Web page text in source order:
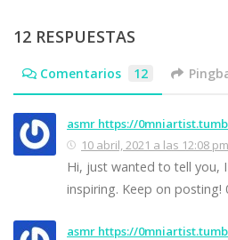
12 RESPUESTAS
Comentarios 12
asmr https://
10 abril, 2021 a las 12:08 pm
Hi, just wanted to tell you,
inspiring. Keep on posting!
asmr https://